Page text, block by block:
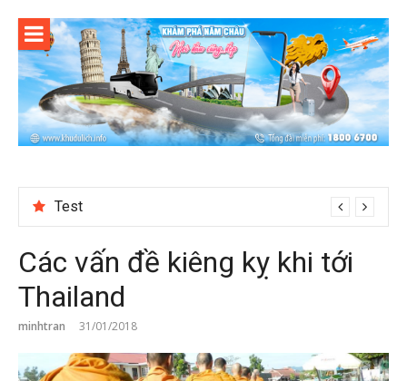
content
Các vấn đề kiêng kỵ khi tới
Thailand
minhtran 31/01/2018